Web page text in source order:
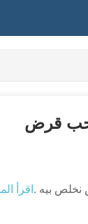
قرض
بيه .اقرأ